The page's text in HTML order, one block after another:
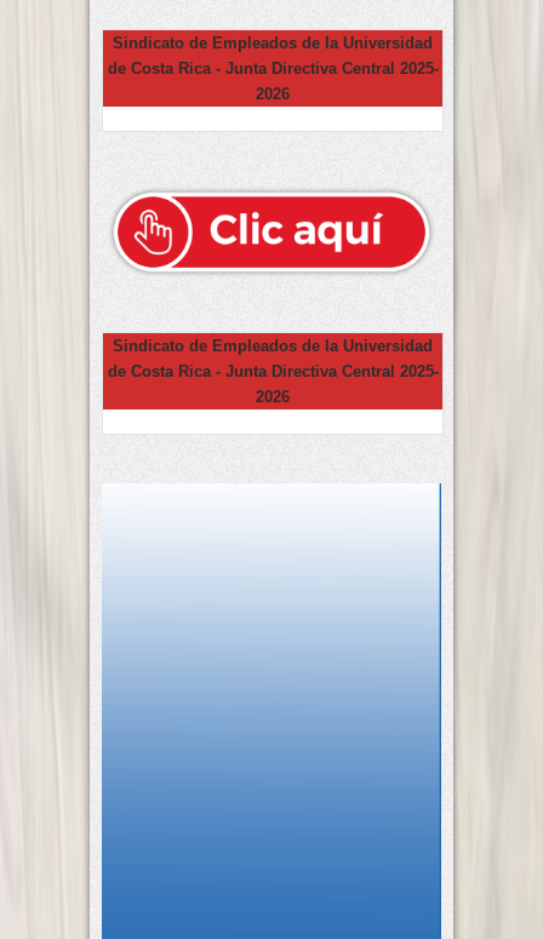
Sindicato de Empleados de la Universidad
de Costa Rica - Junta Directiva Central 2025-
2026
Sindicato de Empleados de la Universidad
de Costa Rica - Junta Directiva Central 2025-
2026